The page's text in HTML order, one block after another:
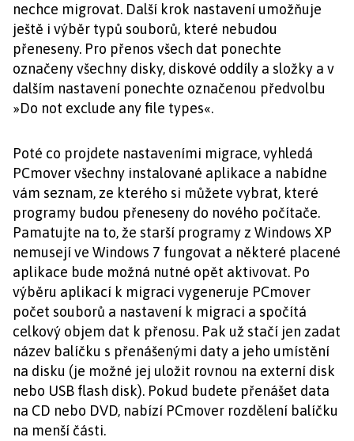
nechce migrovat. Další krok nastavení umožňuje
ještě i výběr typů souborů, které nebudou
přeneseny. Pro přenos všech dat ponechte
označeny všechny disky, diskové oddíly a složky a v
dalším nastavení ponechte označenou předvolbu
»Do not exclude any file types«.
Poté co projdete nastaveními migrace, vyhledá
PCmover všechny instalované aplikace a nabídne
vám seznam, ze kterého si můžete vybrat, které
programy budou přeneseny do nového počítače.
Pamatujte na to, že starší programy z Windows XP
nemusejí ve Windows 7 fungovat a některé placené
aplikace bude možná nutné opět aktivovat. Po
výběru aplikací k migraci vygeneruje PCmover
počet souborů a nastavení k migraci a spočítá
celkový objem dat k přenosu. Pak už stačí jen zadat
název balíčku s přenášenými daty a jeho umístění
na disku (je možné jej uložit rovnou na externí disk
nebo USB flash disk). Pokud budete přenášet data
na CD nebo DVD, nabízí PCmover rozdělení balíčku
na menší části.